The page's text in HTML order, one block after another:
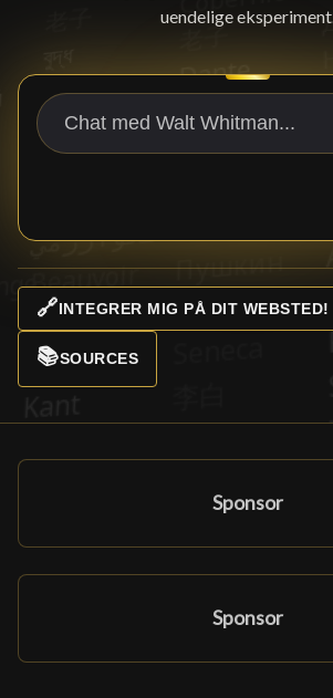
uendelige eksperiment.
🔗INTEGRER MIG PÅ DIT WEBSTED!
📚SOURCES
Sponsor
Sponsor